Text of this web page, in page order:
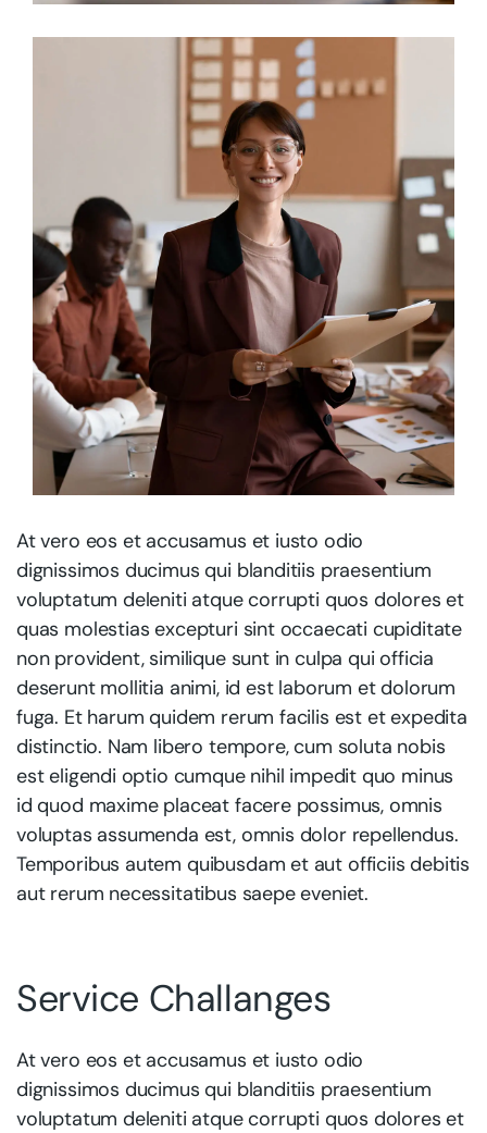
At vero eos et accusamus et iusto odio
dignissimos ducimus qui blanditiis praesentium
voluptatum deleniti atque corrupti quos dolores et
quas molestias excepturi sint occaecati cupiditate
non provident, similique sunt in culpa qui officia
deserunt mollitia animi, id est laborum et dolorum
fuga. Et harum quidem rerum facilis est et expedita
distinctio. Nam libero tempore, cum soluta nobis
est eligendi optio cumque nihil impedit quo minus
id quod maxime placeat facere possimus, omnis
voluptas assumenda est, omnis dolor repellendus.
Temporibus autem quibusdam et aut officiis debitis
aut rerum necessitatibus saepe eveniet.
Service Challanges
At vero eos et accusamus et iusto odio
dignissimos ducimus qui blanditiis praesentium
voluptatum deleniti atque corrupti quos dolores et